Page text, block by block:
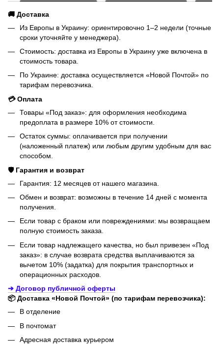
🚚 Доставка
Из Европы в Украину: ориентировочно 1–2 недели (точные
сроки уточняйте у менеджера).
Стоимость: доставка из Европы в Украину уже включена в
стоимость товара.
По Украине: доставка осуществляется «Новой Почтой» по
тарифам перевозчика.
💳 Оплата
Товары «Под заказ»: для оформления необходима
предоплата в размере 10% от стоимости.
Остаток суммы: оплачивается при получении
(наложенный платеж) или любым другим удобным для вас
способом.
🛡️ Гарантия и возврат
Гарантия: 12 месяцев от нашего магазина.
Обмен и возврат: возможны в течение 14 дней с момента
получения.
Если товар с браком или повреждениями: мы возвращаем
полную стоимость заказа.
Если товар надлежащего качества, но был привезен «Под
заказ»: в случае возврата средства выплачиваются за
вычетом 10% (задатка) для покрытия транспортных и
операционных расходов.
➔ Договор публичной оферты
📦 Доставка «Новой Почтой» (по тарифам перевозчика):
В отделение
В почтомат
Адресная доставка курьером